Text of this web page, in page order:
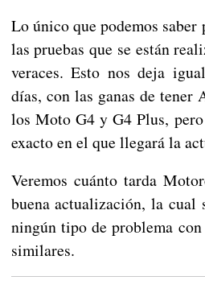
Lo único que podemos saber
las pruebas que se están
veraces. Esto nos deja
días, con las ganas de tener
los Moto G4 y G4 Plus,
exacto en el que llegará la
Veremos cuánto tarda
buena actualización, la cual
ningún tipo de problema
similares.